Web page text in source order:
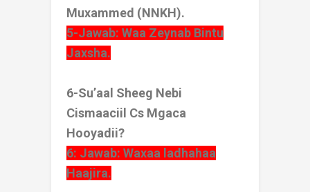
Muxammed (NNKH).
5-Jawab: Waa Zeynab Bintu
Jaxsha.
6-Su’aal Sheeg Nebi
Cismaaciil Cs Mgaca
Hooyadii?
6: Jawab: Waxaa ladhahaa
Haajira.